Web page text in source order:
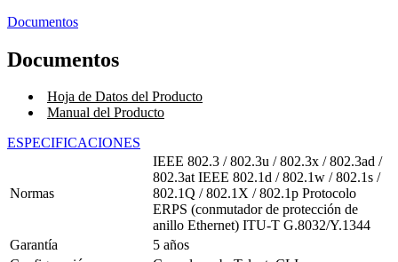
Documentos
Documentos
Hoja de Datos del Producto
Manual del Producto
ESPECIFICACIONES
Normas
IEEE 802.3 / 802.3u / 802.3x / 802.3ad /
802.3at IEEE 802.1d / 802.1w / 802.1s /
802.1Q / 802.1X / 802.1p Protocolo
ERPS (conmutador de protección de
anillo Ethernet) ITU-T G.8032/Y.1344
Garantía
5 años